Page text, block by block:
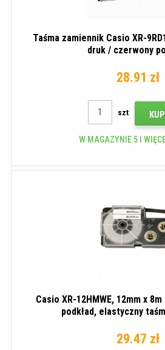
Taśma zamiennik Casio XR-
druk / czerwony
28.91 zł
szt
W MAGAZYNIE 5 I
Casio XR-12HMWE, 12mm x
podkład, elastyczny
29.47 zł